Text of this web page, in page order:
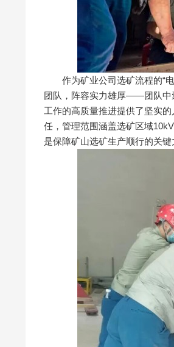
作为矿业公司选矿流程的“电
团队，阵容实力雄厚——团队中
工作的高质量推进提供了坚实
任，管理范围涵盖选矿区域
是保障矿山选矿生产顺行的关键